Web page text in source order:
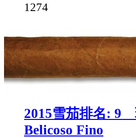
1274
2015雪茄排名: 9
Belicoso Fino